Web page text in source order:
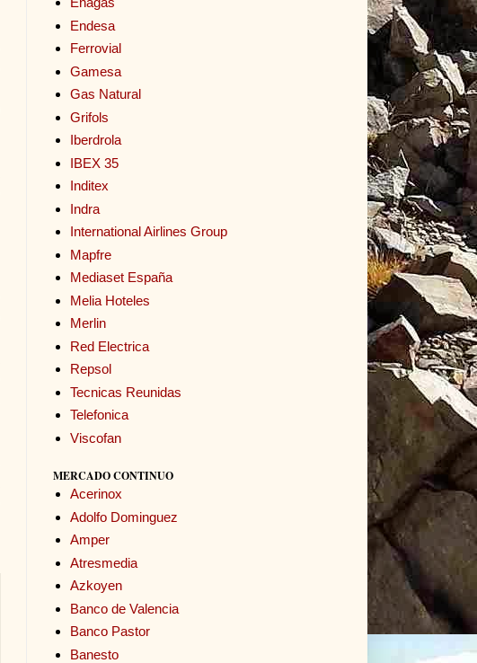
Endesa
Ferrovial
Gamesa
Gas Natural
Grifols
Iberdrola
IBEX 35
Inditex
Indra
International Airlines Group
Mapfre
Mediaset España
Melia Hoteles
Merlin
Red Electrica
Repsol
Tecnicas Reunidas
Telefonica
Viscofan
MERCADO CONTINUO
Acerinox
Adolfo Dominguez
Amper
Atresmedia
Azkoyen
Banco de Valencia
Banco Pastor
Banesto